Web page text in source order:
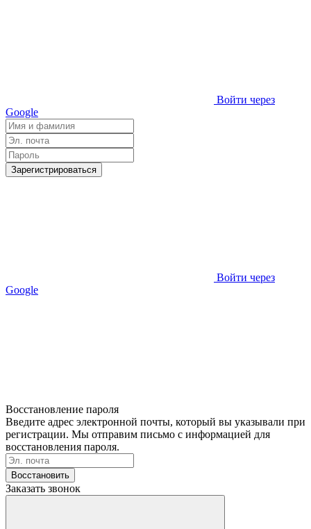
Войти через
Google
Зарегистрироваться
Войти через
Google
Восстановление пароля
Введите адрес электронной почты, который вы указывали при
регистрации. Мы отправим письмо с информацией для
восстановления пароля.
Восстановить
Заказать звонок